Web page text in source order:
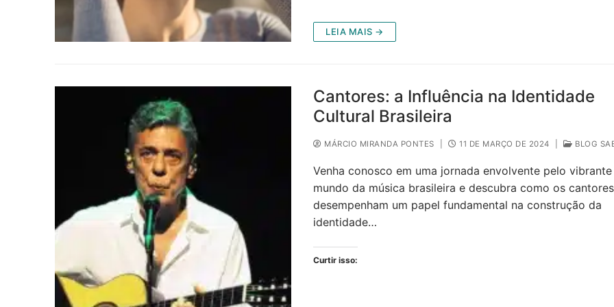
LEIA MAIS →
Cantores: a Influência na Identidade
Cultural Brasileira
MÁRCIO MIRANDA PONTES 11 DE MARÇO DE 2024 BLOG
Venha conosco em uma jornada envolvente pelo vibrante
mundo da música brasileira e descubra como os cantores
desempenham um papel fundamental na construção da
identidade…
Curtir isso: